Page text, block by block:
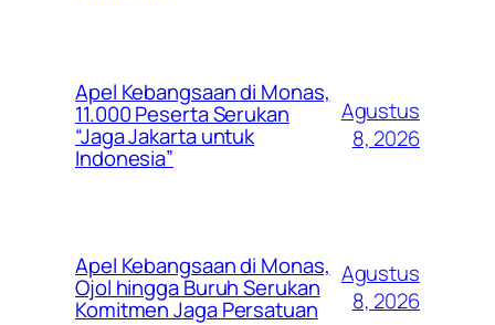
Apel Kebangsaan di Monas,
11.000 Peserta Serukan
“Jaga Jakarta untuk
Indonesia”
Agustus
8, 2026
Apel Kebangsaan di Monas,
Ojol hingga Buruh Serukan
Komitmen Jaga Persatuan
Agustus
8, 2026